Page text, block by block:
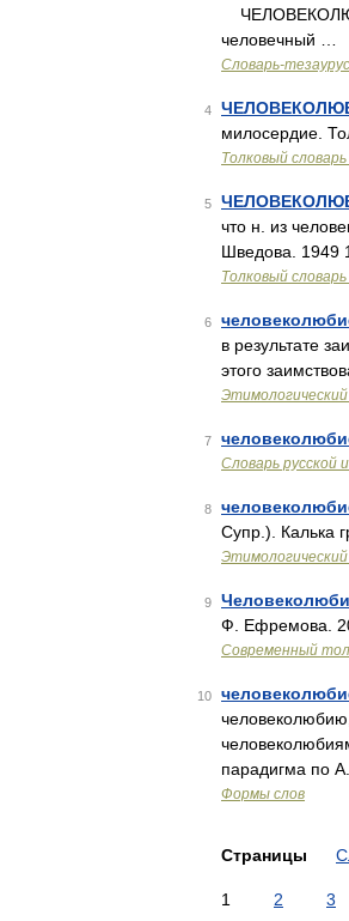
человечный …
Словарь-
4
милосердие.
Толковый
5
что н. из
Шведова. 1949
Толковый
6
в результате
этого
Этимологический
7
Словарь русской
8
Супр.). Калька
9
Ф. Ефремова.
Современный
10
парадигма по
Формы слов
Страницы
1 2 3